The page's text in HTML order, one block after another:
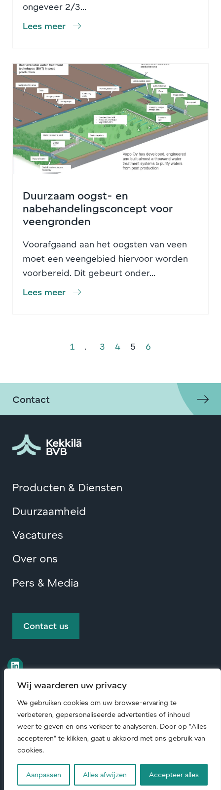
Wij waarderen uw privacy
We gebruiken cookies om uw browse-ervaring te
verbeteren, gepersonaliseerde advertenties of inhoud
weer te geven en ons verkeer te analyseren. Door op "Alles
accepteren" te klikken, gaat u akkoord met ons gebruik van
cookies.
Aanpassen Alles afwijzen Accepteer alles
ongeveer 2/3...
Lees meer
Duurzaam oogst- en
nabehandelingsconcept voor
veengronden
Voorafgaand aan het oogsten van veen
moet een veengebied hiervoor worden
voorbereid. Dit gebeurt onder...
Lees meer
1 … 3 4 5 6
Contact
Producten & Diensten
Duurzaamheid
Vacatures
Over ons
Pers & Media
Contact us
© Copyright2026 • All rights reserved.
Code of conduct (English)|Maatschappelijk
verantwoord ondernemen